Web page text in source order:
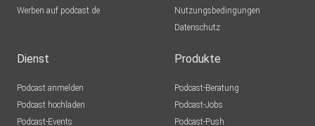
Werben auf podcast.de
Nutzungsbedingungen
Datenschutz
Dienst
Podcast anmelden
Podcast hochladen
Podcast-Events
Produkte
Podcast-Beratung
Podcast-Jobs
Podcast-Push